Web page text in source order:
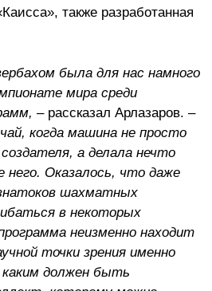
также разработанная
была для нас намного
мира среди
– рассказал Арлазаров. –
когда машина не просто
а делала нечто
него. Оказалось, что даже
шахматных
в некоторых
неизменно находит
точки зрения именно
должен быть